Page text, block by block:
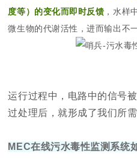
度等）的变化而即时反馈 ，水样
微生物的代谢活性，进而输出不
运行过程中，电路中的信号
过处理后，就形成了我们所需
MEC在线污水毒性监测系统